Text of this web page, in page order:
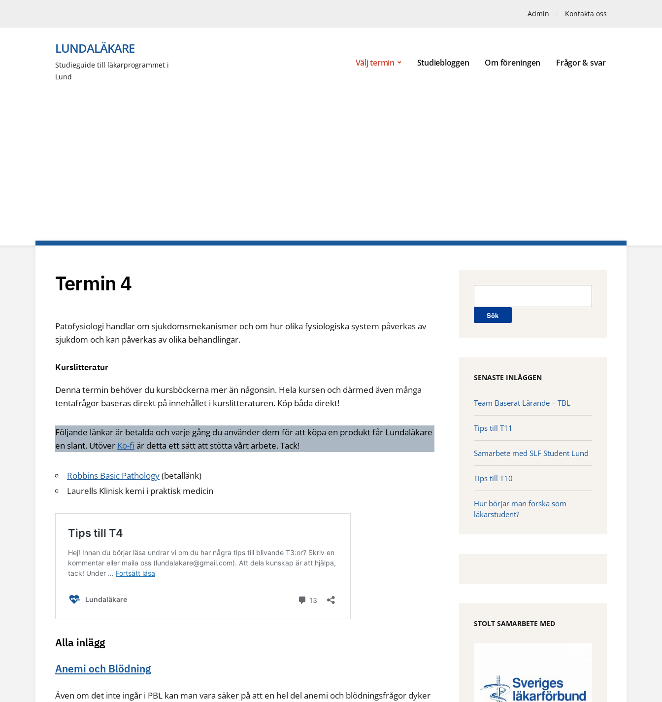
Admin Kontakta oss
LUNDALÄKARE
Studieguide till läkarprogrammet i
Lund
Välj termin Studiebloggen Om föreningen Frågor & svar
Termin 4
Patofysiologi handlar om sjukdomsmekanismer och om hur olika fysiologiska system påverkas av
sjukdom och kan påverkas av olika behandlingar.
Kurslitteratur
Denna termin behöver du kursböckerna mer än någonsin. Hela kursen och därmed även många
tentafrågor baseras direkt på innehållet i kurslitteraturen. Köp båda direkt!
Följande länkar är betalda och varje gång du använder dem för att köpa en produkt får Lundaläkare
en slant. Utöver Ko-fi är detta ett sätt att stötta vårt arbete. Tack!
Robbins Basic Pathology(betallänk)
Laurells Klinisk kemi i praktisk medicin
Alla inlägg
Anemi och Blödning
Även om det inte ingår i PBL kan man vara säker på att en hel del anemi och blödningsfrågor dyker
SENASTE INLÄGGEN
Team Baserat Lärande – TBL
Tips till T11
Samarbete med SLF Student Lund
Tips till T10
Hur börjar man forska som
läkarstudent?
STOLT SAMARBETE MED